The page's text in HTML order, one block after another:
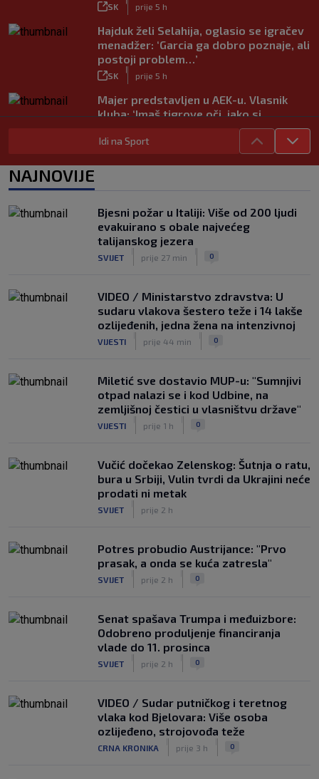
SK prije 5 h
Hajduk želi Selahija, oglasio se igračev
menadžer: ‘Garcia ga dobro poznaje, ali
postoji problem…’
SK prije 5 h
Majer predstavljen u AEK-u. Vlasnik
kluba: ‘Imaš tigrove oči, jako si
SK
|
prije 5 h
Bio je hit druge lige, a sada s Istrom
SK prije 5 h
VIDEO / Tenisač se požalio na
gledatelja koji mu je smetao, reakcija
suca je hit
Idi na Sport
NAJNOVIJE
Bjesni požar u Italiji: Više od 200 ljudi
evakuirano s obale najvećeg
talijanskog jezera
SVIJET prije 27 min 0
VIDEO / Ministarstvo zdravstva: U
sudaru vlakova šestero teže i 14 lakše
ozlijeđenih, jedna žena na intenzivnoj
VIJESTI prije 44 min 0
Miletić sve dostavio MUP-u: "Sumnjivi
otpad nalazi se i kod Udbine, na
zemljišnoj čestici u vlasništvu države"
VIJESTI prije 1 h 0
Vučić dočekao Zelenskog: Šutnja o ratu,
bura u Srbiji, Vulin tvrdi da Ukrajini neće
prodati ni metak
SVIJET prije 2 h
Potres probudio Austrijance: "Prvo
prasak, a onda se kuća zatresla"
SVIJET prije 2 h 0
Senat spašava Trumpa i međuizbore:
Odobreno produljenje financiranja
vlade do 11. prosinca
SVIJET prije 2 h 0
VIDEO / Sudar putničkog i teretnog
vlaka kod Bjelovara: Više osoba
ozlijeđeno, strojovođa teže
CRNA KRONIKA prije 3 h 0